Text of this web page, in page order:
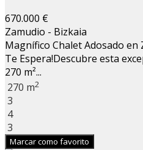
670.000 €
Zamudio - Bizkaia
Magnífico Chalet Adosado en
Te Espera!Descubre esta
270 m²...
270 m2
3
4
3
Marcar como favorito